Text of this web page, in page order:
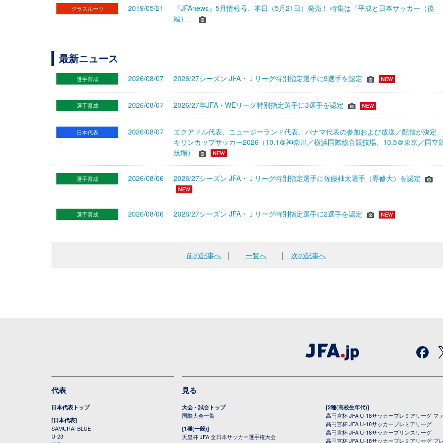
グラスルーツ 2019/05/21
『JFAnews』5月情報号、本日（5月21日）発売！ 特集は「平成と日本サッカー（後
編）」
最新ニュース
選手育成 2026/08/07 2026/27シーズン JFA・Ｊリーグ特別指定選手に9選手を認定
選手育成 2026/08/07 2026/27年JFA・WEリーグ特別指定選手に3選手を認定
日本代表 2026/08/07
エクアドル代表、ニュージーランド代表、パナマ代表の参加および放送／配信が決定
キリンカップサッカー2026（10.1＠神奈川／横浜国際総合競技場、10.5＠東京／国立
技場）
選手育成 2026/08/06 2026/27シーズン JFA・Ｊリーグ特別指定選手に佐藤柚太選手（専修大）を認定
選手育成 2026/08/06 2026/27シーズン JFA・Ｊリーグ特別指定選手に2選手を認定
前の記事へ│ 一覧へ 次の記事へ
代表
日本代表トップ
[日本代表]
SAMURAI BLUE
U-23
見る
大会・試合トップ
国際大会一覧
[1種(一般)]
天皇杯 JFA 全日本サッカー選手権大会
[2種(高校生年代)]
高円宮杯 JFA U-18サッカープレミアリーグ フ
高円宮杯 JFA U-18サッカープレミアリーグ
高円宮杯 JFA U-18サッカープリンスリーグ
高円宮杯 JFA U-18サッカープレミアリーグ プ